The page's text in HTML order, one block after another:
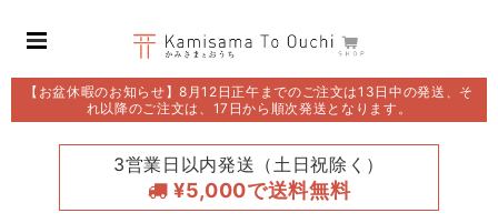
【お盆休暇のお知らせ】8月12日正午までのご注文は13日中の発送、そ
れ以降のご注文は、17日から順次発送となります。
3営業日以内発送（土日祝除く）
¥5,000で送料無料